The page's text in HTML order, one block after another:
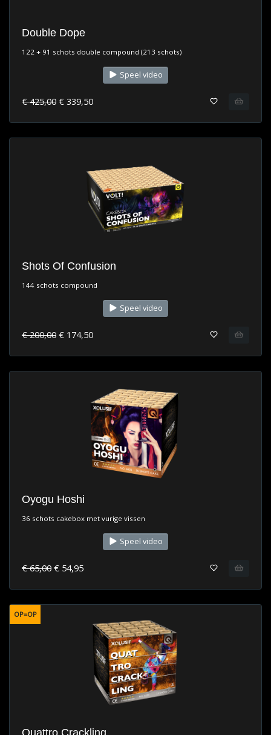
Double Dope
122 + 91 schots double compound (213 schots)
Speel video
€ 425,00 € 339,50
Shots Of Confusion
144 schots compound
Speel video
€ 200,00 € 174,50
Oyogu Hoshi
36 schots cakebox met vurige vissen
Speel video
€ 65,00 € 54,95
OP=OP